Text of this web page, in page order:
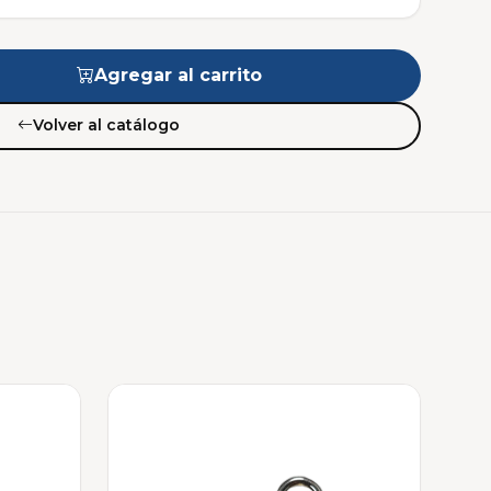
Agregar al carrito
Volver al catálogo